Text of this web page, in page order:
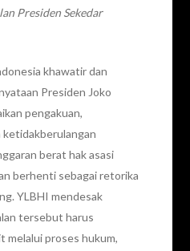
Presiden Sekedar
khawatir dan
Presiden Joko
pengakuan,
ketidakberulangan
berat hak asasi
berhenti sebagai retorika
YLBHI mendesak
tersebut harus
melalui proses hukum,